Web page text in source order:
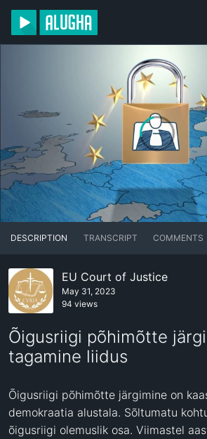
DESCRIPTION TRANSCRIPT COMMENTS
EU Court of Justice
May 31, 2023
94 views
Õigusriigi põhimõtte
tagamine liidus
Õigusriigi põhimõtte järgimine on
demokraatia alustala. Sõltumatu
õigusriigi olemuslik osa. Viimastel